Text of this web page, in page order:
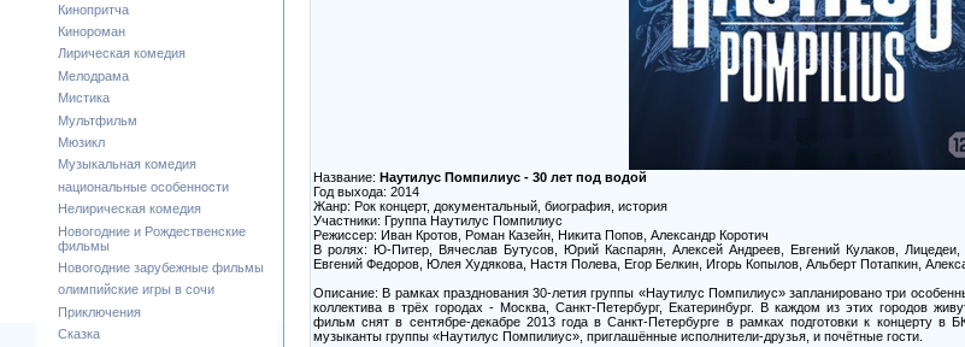
Кинопритча
Кинороман
Лирическая комедия
Мелодрама
Мистика
Мультфильм
Мюзикл
Музыкальная комедия
национальные особенности
Нелирическая комедия
Новогодние и Рождественские
фильмы
Новогодние зарубежные фильмы
олимпийские игры в сочи
Приключения
Сказка
Название: Наутилус Помпилиус - 30 лет под водой
Год выхода: 2014
Жанр: Рок концерт, документальный, биография, история
Участники: Группа Наутилус Помпилиус
Режиссер: Иван Кротов, Роман Казейн, Никита Попов, Александр Коротич
В ролях: Ю-Питер, Вячеслав Бутусов, Юрий Каспарян, Алексей Андреев, Евгений Кулаков,
Евгений Федоров, Юлея Худякова, Настя Полева, Егор Белкин, Игорь Копылов, Альберт Потапкин,
Описание: В рамках празднования 30-летия группы «Наутилус Помпилиус» запланировано три
коллектива в трёх городах - Москва, Санкт-Петербург, Екатеринбург. В каждом из этих городов
фильм снят в сентябре-декабре 2013 года в Санкт-Петербурге в рамках подготовки к концерту в
музыканты группы «Наутилус Помпилиус», приглашённые исполнители-друзья, и почётные гости.